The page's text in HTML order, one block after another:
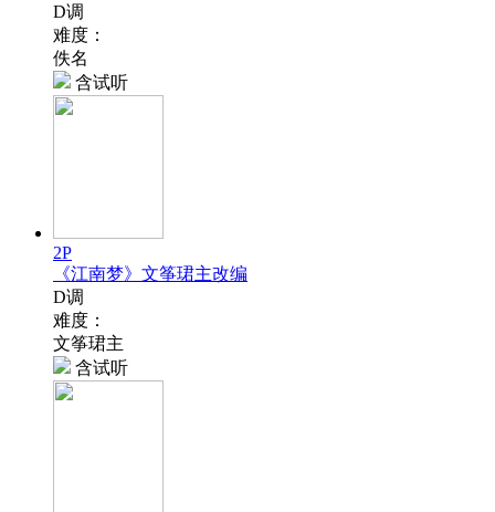
D调
难度：
佚名
含试听
2P
《江南梦》文筝珺主改编
D调
难度：
文筝珺主
含试听